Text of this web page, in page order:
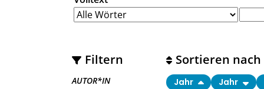
Filtern
AUTOR*IN
Sortieren nach
Jahr Jahr